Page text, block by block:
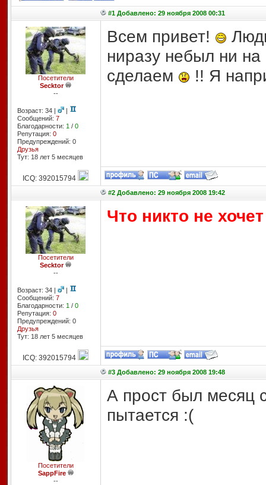
#1 Добавлено: 29 ноября 2008 00:31
Посетители
Secktor
--
Возраст: 34 |
|
Сообщений: 7
Благодарности: 1 / 0
Репутация: 0
Предупреждений: 0
Друзья
Тут: 18 лет 5 месяцев
Всем привет!
ниразу небыл ни
сделаем
!! Я
ICQ: 392015794
#2 Добавлено: 29 ноября 2008 19:42
Посетители
Secktor
--
Возраст: 34 |
|
Сообщений: 7
Благодарности: 1 / 0
Репутация: 0
Предупреждений: 0
Друзья
Тут: 18 лет 5 месяцев
Что никто не
ICQ: 392015794
#3 Добавлено: 29 ноября 2008 19:48
Посетители
SappFire
--
А прост был месяц
пытается :(